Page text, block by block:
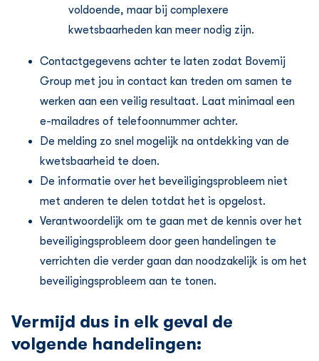
voldoende, maar bij complexere
kwetsbaarheden kan meer nodig zijn.
Contactgegevens achter te laten zodat Bovemij
Group met jou in contact kan treden om samen te
werken aan een veilig resultaat. Laat minimaal een
e-mailadres of telefoonnummer achter.
De melding zo snel mogelijk na ontdekking van de
kwetsbaarheid te doen.
De informatie over het beveiligingsprobleem niet
met anderen te delen totdat het is opgelost.
Verantwoordelijk om te gaan met de kennis over het
beveiligingsprobleem door geen handelingen te
verrichten die verder gaan dan noodzakelijk is om het
beveiligingsprobleem aan te tonen.
Vermijd dus in elk geval de
volgende handelingen: